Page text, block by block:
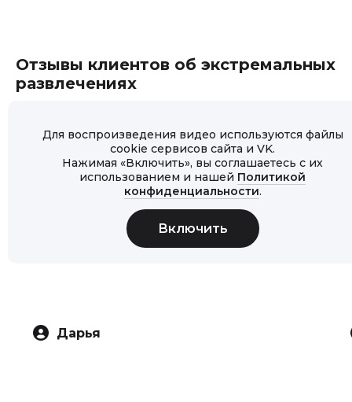
Отзывы клиентов об экстремальных
развлечениях
Для воспроизведения видео используются файлы
cookie сервисов сайта и VK.
Нажимая «Включить», вы соглашаетесь с их
использованием и нашей Политикой
конфиденциальности.
Дарья